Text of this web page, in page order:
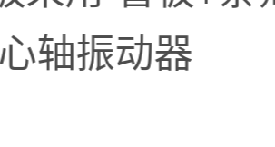
轴振动器